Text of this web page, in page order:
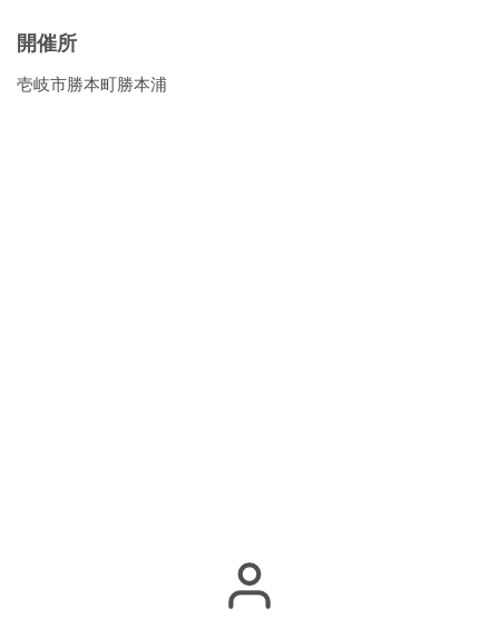
開催所
壱岐市勝本町勝本浦